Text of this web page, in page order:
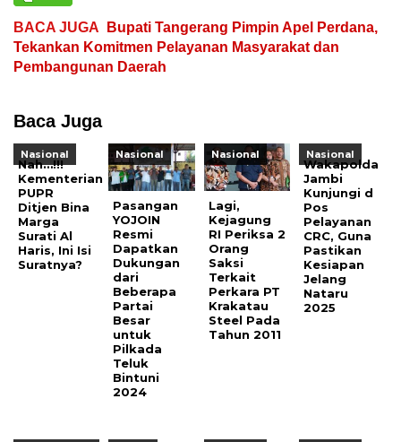
BACA JUGA
Bupati Tangerang Pimpin Apel Perdana,
Tekankan Komitmen Pelayanan Masyarakat dan
Pembangunan Daerah
Baca Juga
Nasional
Nah…!!!
Kementerian
PUPR
Ditjen Bina
Marga
Surati Al
Haris, Ini Isi
Suratnya?
Nasional
Pasangan
YOJOIN
Resmi
Dapatkan
Dukungan
dari
Beberapa
Partai
Besar
untuk
Pilkada
Teluk
Bintuni
2024
Nasional
Lagi,
Kejagung
RI Periksa 2
Orang
Saksi
Terkait
Perkara PT
Krakatau
Steel Pada
Tahun 2011
Nasional
Wakapolda
Jambi
Kunjungi d
Pos
Pelayanan
CRC, Guna
Pastikan
Kesiapan
Jelang
Nataru
2025